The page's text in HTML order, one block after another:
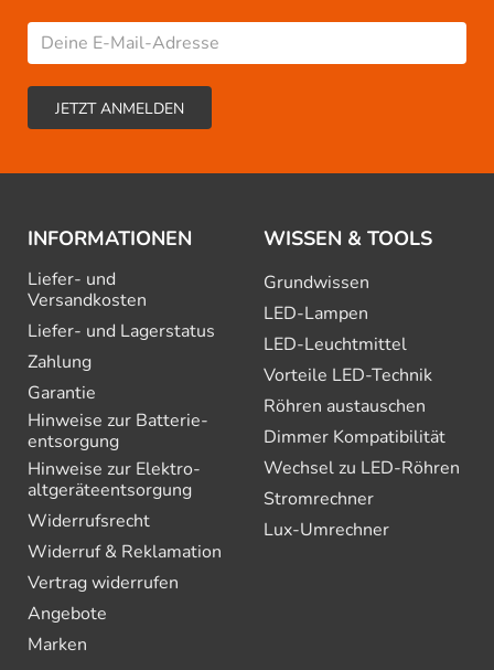
INFORMATIONEN
Liefer- und
Versandkosten
Liefer- und Lagerstatus
Zahlung
Garantie
Hinweise zur Batterie­
entsorgung
Hinweise zur Elektro­
altgeräte­entsorgung
Widerrufsrecht
Widerruf & Reklamation
Vertrag widerrufen
Angebote
Marken
WISSEN & TOOLS
Grundwissen
LED-Lampen
LED-Leuchtmittel
Vorteile LED-Technik
Röhren austauschen
Dimmer Kompatibilität
Wechsel zu LED-Röhren
Stromrechner
Lux-Umrechner